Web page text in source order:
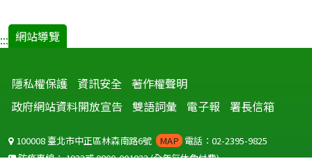
::: 網站導覽
隱私權保護 資訊安全 著作權聲明
政府網站資料開放宣告
雙語詞彙 電子報 署長信箱
100008 臺北市中正區林森南路6號 MAP 電話：02-2395-9825
防疫專線：1922或0800-001922(全年無休免付費)